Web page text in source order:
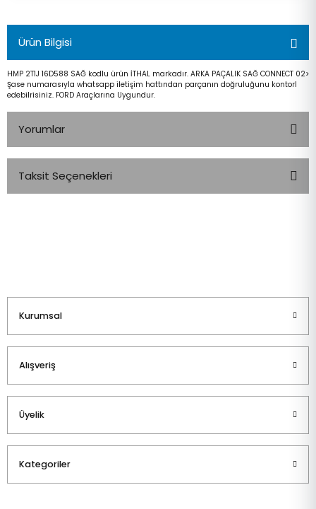
Ürün Bilgisi
HMP 2T1J 16D588 SAĞ kodlu ürün İTHAL markadır. ARKA PAÇALIK SAĞ CONNECT 02>
Şase numarasıyla whatsapp iletişim hattından parçanın doğruluğunu kontorl
edebilrisiniz. FORD Araçlarına Uygundur.
Yorumlar
Taksit Seçenekleri
Kurumsal
Alışveriş
Üyelik
Kategoriler